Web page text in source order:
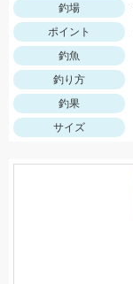
釣場
ポイント
釣魚
釣り方
釣果
サイズ